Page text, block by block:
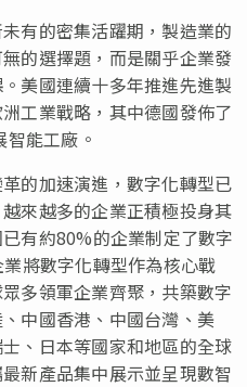
有的密集活躍期，製造業的
的選擇題，而是關乎企業發
美國連續十多年推進先進製
工業戰略，其中德國發佈了
能工廠。
的加速演進，數字化轉型已
來越多的企業正積極投身其
有約80%的企業制定了數字
將數字化轉型作為核心戰
多領軍企業齊聚，共築數字
、中國香港、中國台灣、美
、日本等國家和地區的全球
新產品集中展示並呈現數智